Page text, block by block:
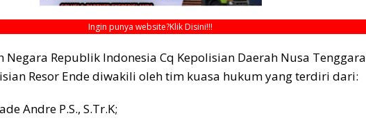
Ingin punya website?Klik Disini!!!
Negara Republik Indonesia Cq Kepolisian Daerah Nusa Tenggara
Resor Ende diwakili oleh tim kuasa hukum yang terdiri dari:
Andre P.S., S.Tr.K;